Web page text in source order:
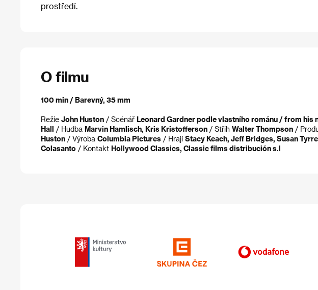
prostředí.
O filmu
100 min / Barevný, 35 mm
Režie John Huston / Scénář Leonard Gardner podle vlastního románu / from his
Hall / Hudba Marvin Hamlisch, Kris Kristofferson / Střih Walter Thompson /
Huston / Výroba Columbia Pictures / Hrají Stacy Keach, Jeff Bridges, Susan
Colasanto / Kontakt Hollywood Classics, Classic films distribución s.l